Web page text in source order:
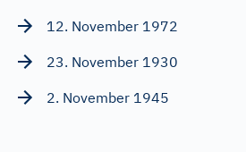
12. November 1972
23. November 1930
2. November 1945